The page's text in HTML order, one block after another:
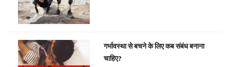
गर्भावस्था से बचने के लिए कब संबंध बनाना
चाहिए?